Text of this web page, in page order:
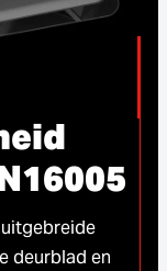
deurblad en